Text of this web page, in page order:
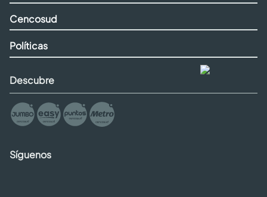
Cencosud
Políticas
Descubre
Síguenos